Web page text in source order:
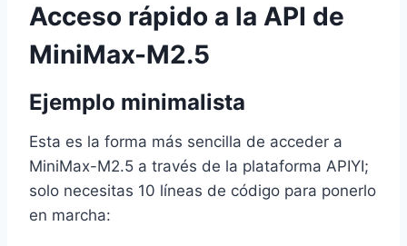
Acceso rápido a la API de
MiniMax-M2.5
Ejemplo minimalista
Esta es la forma más sencilla de acceder a
MiniMax-M2.5 a través de la plataforma APIYI;
solo necesitas 10 líneas de código para ponerlo
en marcha: